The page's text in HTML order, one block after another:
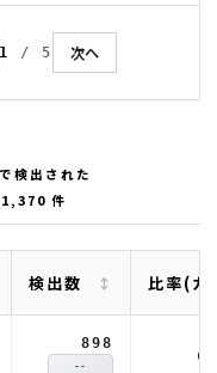
1 / 5 次へ
検出された
件
検出数 比率(
898
--